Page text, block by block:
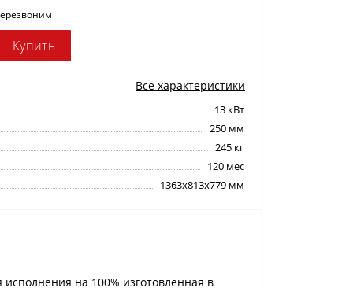
Все характеристики
13 кВт
250 мм
245 кг
120 мес
1363х813х779 мм
Купить
на 100% изготовленная в